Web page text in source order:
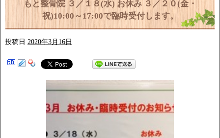
もと整骨院 ３／１８(水) お休み ３／２０(金・
祝)10:00～17:00で臨時受付します。
投稿日 2020年3月16日